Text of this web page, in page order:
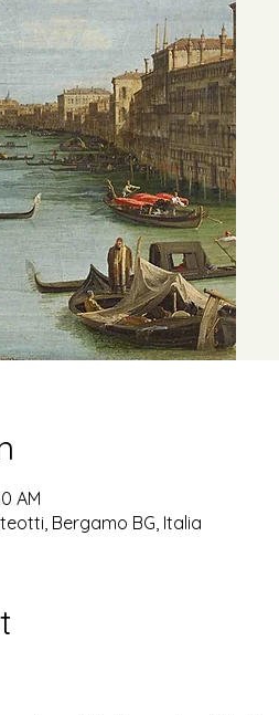
AM
Bergamo BG, Italia